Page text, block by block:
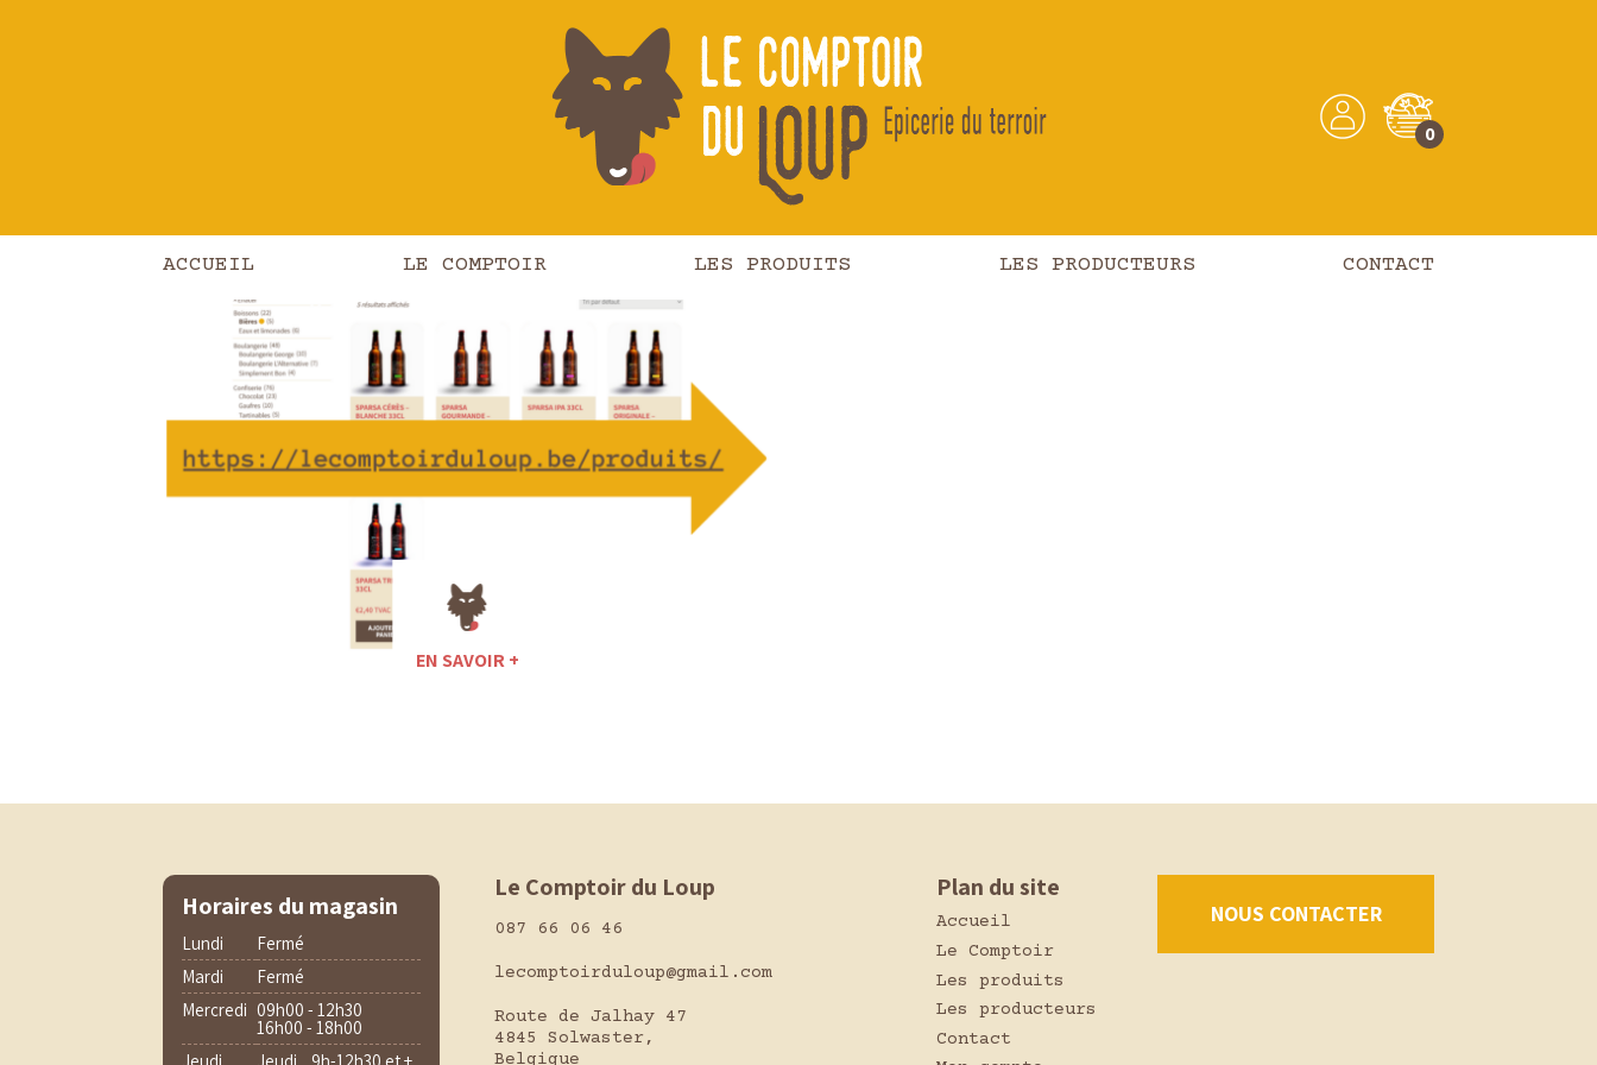
0
ACCUEIL LE COMPTOIR LES PRODUITS LES PRODUCTEURS CONTACT
NOUVEAU!
SUR L’E-SHOP
EN SAVOIR +
Horaires du magasin
Lundi
Fermé
Mardi
Fermé
Mercredi 09h00 - 12h30
16h00 - 18h00
Jeudi
Jeudi 9h-12h30 et +
Le Comptoir du Loup
087 66 06 46
lecomptoirduloup@gmail.com
Route de Jalhay 47
4845 Solwaster,
Belgique
Plan du site
Accueil
Le Comptoir
Les produits
Les producteurs
Contact
NOUS CONTACTER